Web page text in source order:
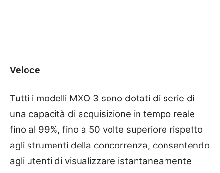
Veloce
Tutti i modelli MXO 3 sono dotati di serie di
una capacità di acquisizione in tempo reale
fino al 99%, fino a 50 volte superiore rispetto
agli strumenti della concorrenza, consentendo
agli utenti di visualizzare istantaneamente